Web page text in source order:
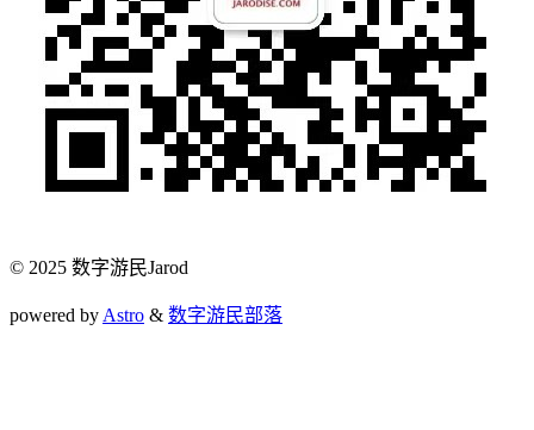
© 2025 数字游民Jarod
powered by Astro & 数字游民部落